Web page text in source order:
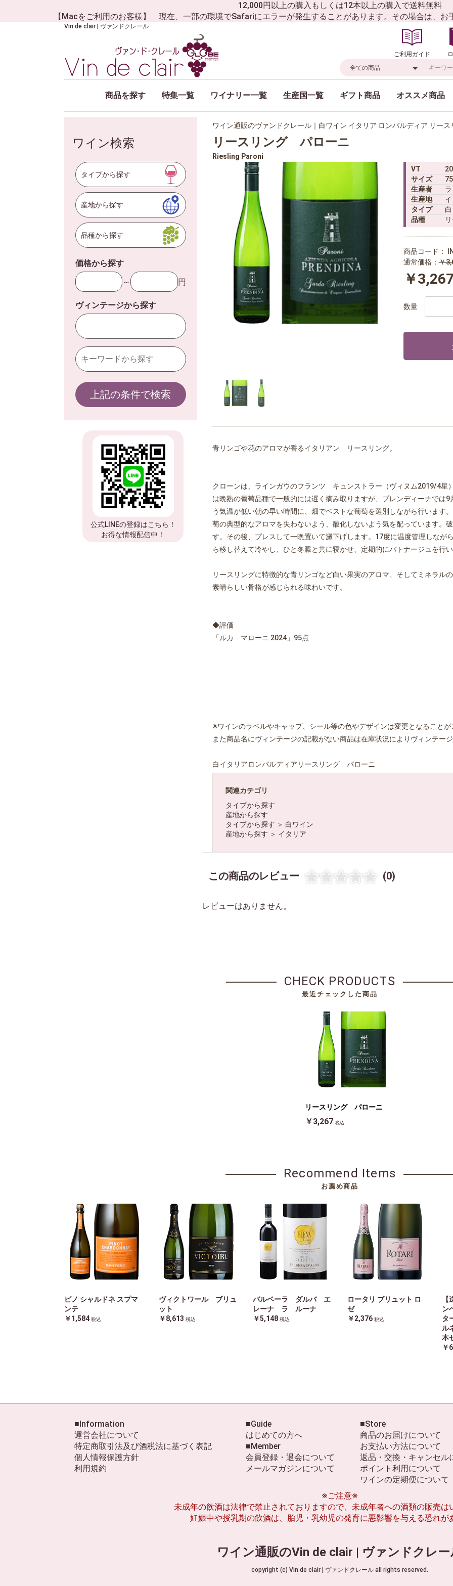
12,000円以上の購入もしくは12本以上の購入で送料無料
【Macをご利用のお客様】 現在、一部の環境でSafariにエラーが発生することがあります。その場合は、お
Vin de clair | ヴァンドクレール
ご利用ガイド
商品を探す 特集一覧 ワイナリー一覧 生産国一覧 ギフト商品 オススメ商品
ワイン検索
タイプから探す
産地から探す
品種から探す
価格から探す
～
円
ヴィンテージから探す
上記の条件で検索
公式LINEの登録はこちら！
お得な情報配信中！
ワイン通販のヴァンドクレール｜白ワイン イタリア ロンバルディア リー
リースリング パローニ
Riesling Paroni
VT
サイズ
生産者
生産地
タイプ
品種
商品コード：
通常価格：￥
￥3,267
数量
青リンゴや花のアロマが香るイタリアン リースリング。
クローンは、ラインガウのフランツ キュンストラー（ヴィヌム2019/4星
は晩熟の葡萄品種で一般的には遅く摘み取りますが、プレンディーナでは
う気温が低い朝の早い時間に、畑でベストな葡萄を選別しながら行います
萄の典型的なアロマを失わないよう、酸化しないよう気を配っています。
す。その後、プレスして一晩置いて澱下げします。17度に温度管理しなが
ら移し替えて冷やし、ひと冬澱と共に寝かせ、定期的にバトナージュを行い
リースリングに特徴的な青リンゴなど白い果実のアロマ、そしてミネラルの
素晴らしい骨格が感じられる味わいです。
◆評価
「ルカ マローニ 2024」95点
※ワインのラベルやキャップ、シール等の色やデザインは変更となることが
また商品名にヴィンテージの記載がない商品は在庫状況によりヴィンテー
白イタリアロンバルディアリースリング パローニ
関連カテゴリ
タイプから探す
産地から探す
タイプから探す ＞ 白ワイン
産地から探す ＞ イタリア
この商品のレビュー (0)
レビューはありません。
CHECK PRODUCTS
最近チェックした商品
リースリング パローニ
￥3,267 税込
Recommend Items
お薦め商品
ピノ シャルドネ スプマ
ンテ
￥1,584 税込
ヴィクトワール ブリュ
ット
￥8,613 税込
バルベーラ ダルバ エ
レーナ ラ ルーナ
￥5,148 税込
ロータリ ブリュット ロ
ゼ
￥2,376 税込
ン
タ
ル
本
￥
■Information
運営会社について
特定商取引法及び酒税法に基づく表記
個人情報保護方針
利用規約
■Guide
はじめての方へ
■Member
会員登録・退会について
メールマガジンについて
■Store
商品のお届けについて
お支払い方法について
返品・交換・キャンセル
ポイント利用について
ワインの定期便について
※ご注意※
未成年の飲酒は法律で禁止されておりますので、未成年者への酒類の販売は
妊娠中や授乳期の飲酒は、胎児・乳幼児の発育に悪影響を与える恐れが
ワイン通販のVin de clair | ヴァンドクレー
copyright (c) Vin de clair | ヴァンドクレール all rights reserved.